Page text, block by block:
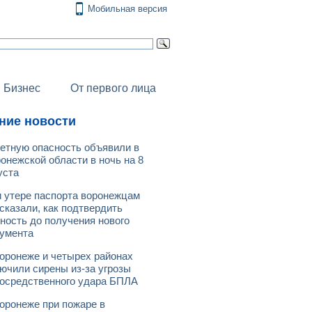
Мобильная версия
Бизнес От первого лица
новости
опасность объявили в
области в ночь на 8
утере паспорта воронежцам
как подтвердить
до получения нового
и четырех районах
сирены из-за угрозы
удара БПЛА
при пожаре в